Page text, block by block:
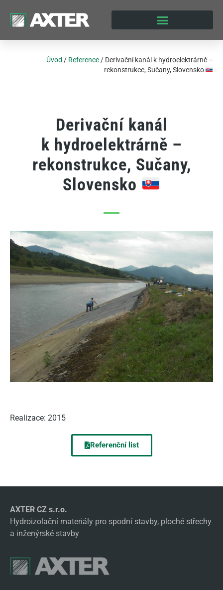
Úvod / Reference / Derivační kanál k hydroelektrárně –
rekonstrukce, Sučany, Slovensko
Derivační kanál
k hydroelektrárně –
rekonstrukce, Sučany,
Slovensko
Realizace: 2015
Referenční list
AXTER CZ s.r.o.
Hydroizolační materiály pro spodní stavby, ploché střechy
a inženýrské stavby